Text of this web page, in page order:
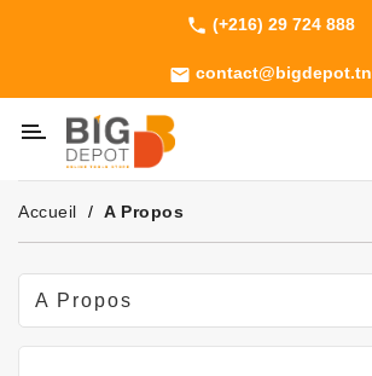
phone (+216) 29 724 888
email contact@bigdepot.tn
Machines
Outillage
Jardinage
Accueil A Propos
A Propos